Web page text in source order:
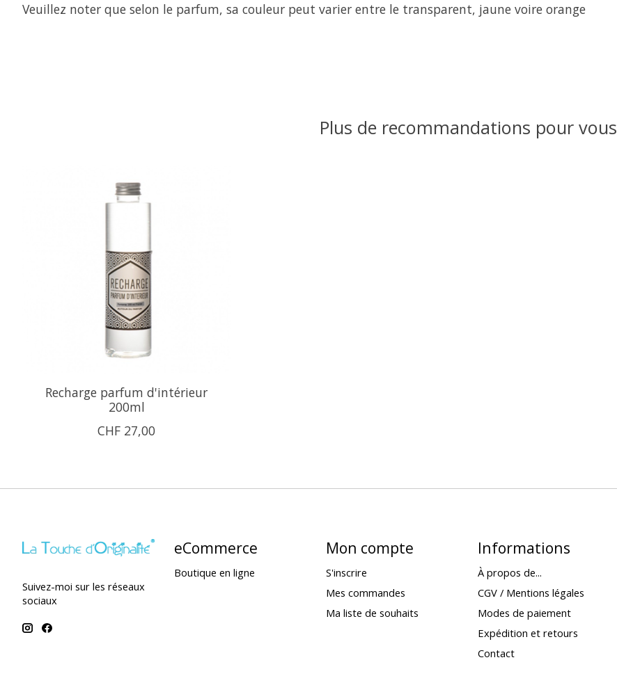
Veuillez noter que selon le parfum, sa couleur peut varier entre le transparent, jaune voire orange
Plus de recommandations pour vous
Recharge parfum d'intérieur
200ml
CHF 27,00
Suivez-moi sur les réseaux
sociaux
eCommerce
Boutique en ligne
Mon compte
S'inscrire
Mes commandes
Ma liste de souhaits
Informations
À propos de...
CGV / Mentions légales
Modes de paiement
Expédition et retours
Contact